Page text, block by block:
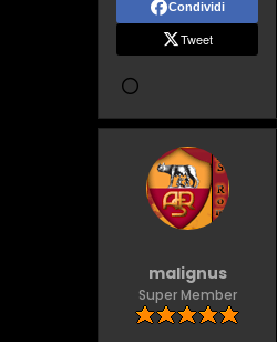
Condividi
Tweet
malignus
Super Member